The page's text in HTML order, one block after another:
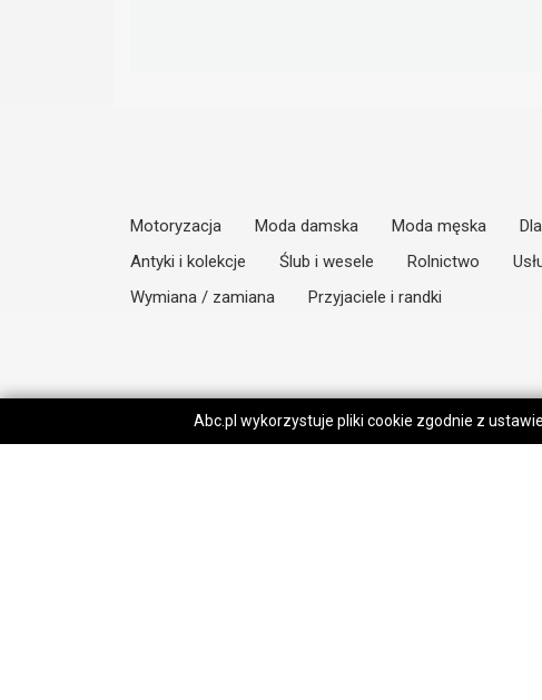
Motoryzacja Moda damska Moda męska
Antyki i kolekcje
Ślub i wesele Rolnictwo
Wymiana / zamiana
Przyjaciele i randki
Abc.pl wykorzystuje pliki cookie zgodnie z